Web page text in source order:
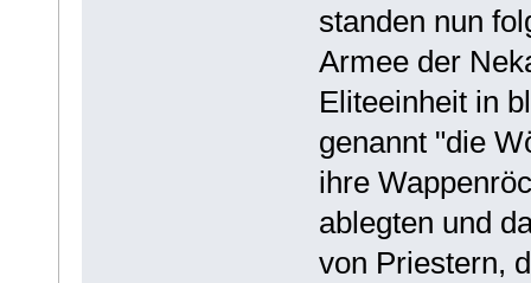
standen nun
Armee der
Eliteeinheit in
genannt "die
ihre
ablegten und
von Priestern,